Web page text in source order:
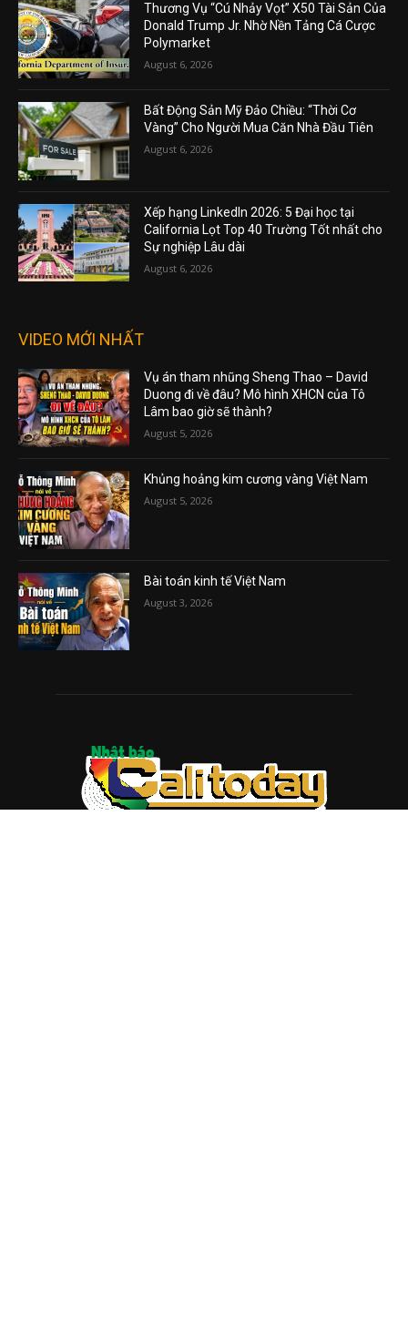
Thương Vụ “Cú Nhảy Vọt” X50 Tài Sản Của
Donald Trump Jr. Nhờ Nền Tảng Cá Cược
Polymarket
August 6, 2026
Bất Động Sản Mỹ Đảo Chiều: “Thời Cơ
Vàng” Cho Người Mua Căn Nhà Đầu Tiên
August 6, 2026
Xếp hạng LinkedIn 2026: 5 Đại học tại
California Lọt Top 40 Trường Tốt nhất cho
Sự nghiệp Lâu dài
August 6, 2026
VIDEO MỚI NHẤT
Vụ án tham nhũng Sheng Thao – David
Duong đi về đâu? Mô hình XHCN của Tô
Lâm bao giờ sẽ thành?
August 5, 2026
Khủng hoảng kim cương vàng Việt Nam
August 5, 2026
Bài toán kinh tế Việt Nam
August 3, 2026